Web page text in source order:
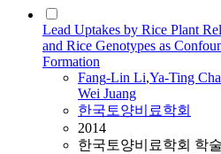
Lead Uptakes by Rice Plant
and Rice Genotypes as
Formation
Fang-Lin Li,Ya-Ting
Wei Juang
한국토양비료학회
2014
한국토양비료학회 학